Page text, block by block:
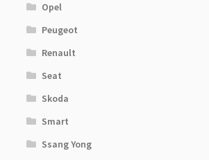
Opel
Peugeot
Renault
Seat
Skoda
Smart
Ssang Yong